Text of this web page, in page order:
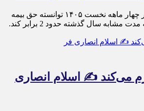
ماناسپهر - بیمه ملت در چهار ماهه نخست ۱۴٠۵ توانسته حق بیمه
مشابه سال گذشته حدود 2 برابر کند.
می‌کند ✍️ اسلام انصاری